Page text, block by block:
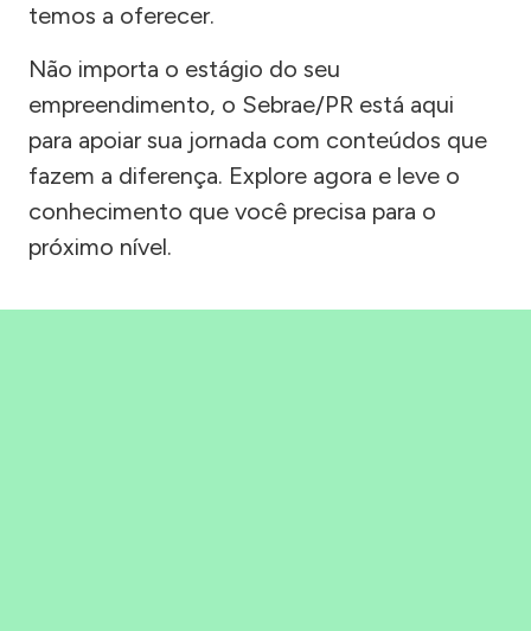
temos a oferecer.
Não importa o estágio do seu
empreendimento, o Sebrae/PR está aqui
para apoiar sua jornada com conteúdos que
fazem a diferença. Explore agora e leve o
conhecimento que você precisa para o
próximo nível.